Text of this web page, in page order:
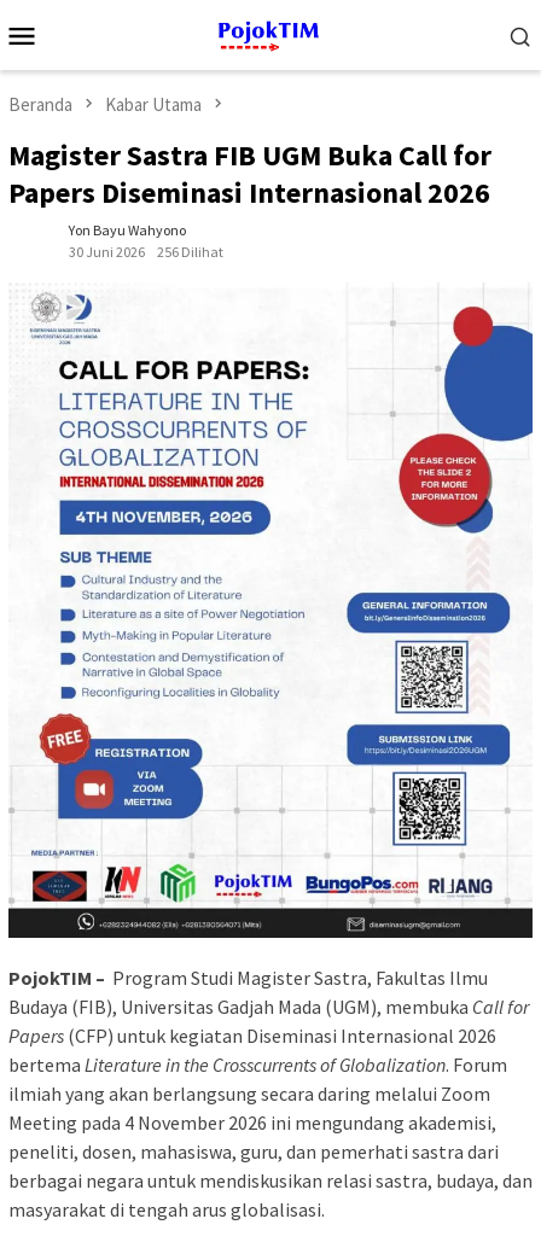
ke
Mobile
Beranda Kabar Utama
Magister Sastra FIB UGM Buka Call for
Papers Diseminasi Internasional 2026
Yon Bayu Wahyono
30 Juni 2026
256 Dilihat
PojokTIM – Program Studi Magister Sastra, Fakultas Ilmu
Budaya (FIB), Universitas Gadjah Mada (UGM), membuka Call for
Papers (CFP) untuk kegiatan Diseminasi Internasional 2026
bertema Literature in the Crosscurrents of Globalization. Forum
ilmiah yang akan berlangsung secara daring melalui Zoom
Meeting pada 4 November 2026 ini mengundang akademisi,
peneliti, dosen, mahasiswa, guru, dan pemerhati sastra dari
berbagai negara untuk mendiskusikan relasi sastra, budaya, dan
masyarakat di tengah arus globalisasi.